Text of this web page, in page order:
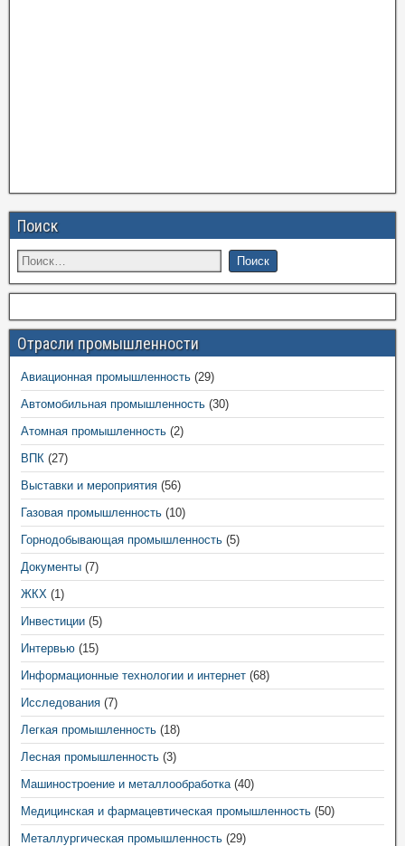
Поиск
Отрасли промышленности
Авиационная промышленность (29)
Автомобильная промышленность (30)
Атомная промышленность (2)
ВПК (27)
Выставки и мероприятия (56)
Газовая промышленность (10)
Горнодобывающая промышленность (5)
Документы (7)
ЖКХ (1)
Инвестиции (5)
Интервью (15)
Информационные технологии и интернет (68)
Исследования (7)
Легкая промышленность (18)
Лесная промышленность (3)
Машиностроение и металлообработка(40)
Медицинская и фармацевтическая промышленность (50)
Металлургическая промышленность (29)